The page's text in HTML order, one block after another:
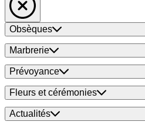
Obsèques
Marbrerie
Prévoyance
Fleurs et cérémonies
Actualités